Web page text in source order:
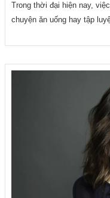
Trong thời đại hiện nay,
chuyện ăn uống hay tập